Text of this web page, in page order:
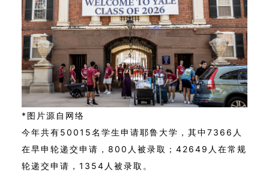
*图片源自网络
今年共有50015名学生申请耶鲁大学，其中7366人
在早申轮递交申请，800人被录取； 42649人在常规
轮递交申请，1354人被录取。